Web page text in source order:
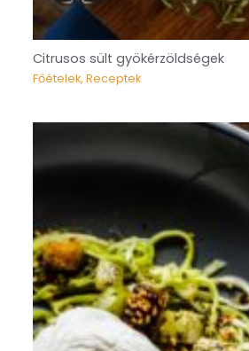
Citrusos sült gyökérzöldségek
Főételek, Receptek